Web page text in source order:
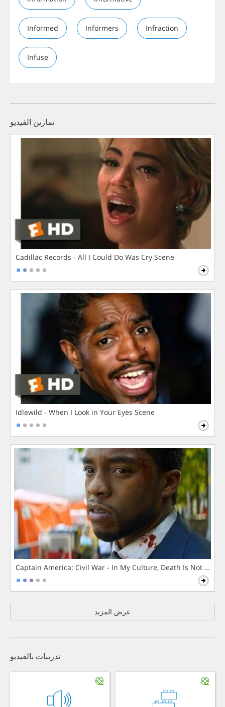
Informed Informers Infraction
Infuse
تمارين الفيديو
Cadillac Records - All I Could Do Was Cry Scene
Idlewild - When I Look in Your Eyes Scene
Captain America: Civil War - In My Culture, Death Is Not The
عرض المزيد
تدريبات بالفيديو